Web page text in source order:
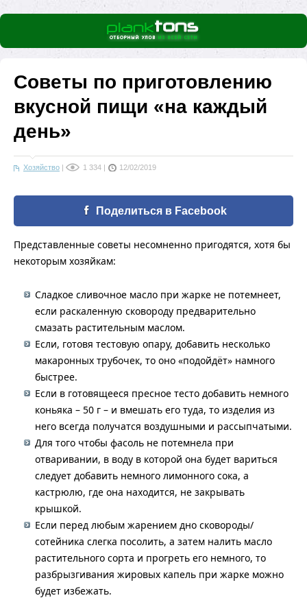
Советы по приготовлению
вкусной пищи «на каждый
день»
Хозяйство | 1 334 | 12/02/2019
Поделиться в Facebook
Представленные советы несомненно пригодятся, хотя бы
некоторым хозяйкам:
Сладкое сливочное масло при жарке не потемнеет,
если раскаленную сковороду предварительно
смазать растительным маслом.
Если, готовя тестовую опару, добавить несколько
макаронных трубочек, то оно «подойдёт» намного
быстрее.
Если в готовящееся пресное тесто добавить немного
коньяка – 50 г – и вмешать его туда, то изделия из
него всегда получатся воздушными и рассыпчатыми.
Для того чтобы фасоль не потемнела при
отваривании, в воду в которой она будет вариться
следует добавить немного лимонного сока, а
кастрюлю, где она находится, не закрывать
крышкой.
Если перед любым жарением дно сковороды/
сотейника слегка посолить, а затем налить масло
растительного сорта и прогреть его немного, то
разбрызгивания жировых капель при жарке можно
будет избежать.